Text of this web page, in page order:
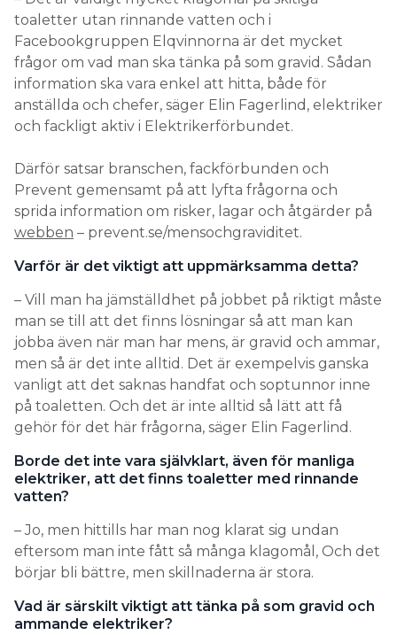
toaletter utan rinnande vatten och i
Facebookgruppen Elqvinnorna är det mycket
frågor om vad man ska tänka på som gravid. Sådan
information ska vara enkel att hitta, både för
anställda och chefer, säger Elin Fagerlind, elektriker
och fackligt aktiv i Elektrikerförbundet.
Därför satsar branschen, fackförbunden och
Prevent gemensamt på att lyfta frågorna och
sprida information om risker, lagar och åtgärder på
webben – prevent.se/mensochgraviditet.
Varför är det viktigt att uppmärksamma detta?
– Vill man ha jämställdhet på jobbet på riktigt måste
man se till att det finns lösningar så att man kan
jobba även när man har mens, är gravid och ammar,
men så är det inte alltid. Det är exempelvis ganska
vanligt att det saknas handfat och soptunnor inne
på toaletten. Och det är inte alltid så lätt att få
gehör för det här frågorna, säger Elin Fagerlind.
Borde det inte vara självklart, även för manliga
elektriker, att det finns toaletter med rinnande
vatten?
– Jo, men hittills har man nog klarat sig undan
eftersom man inte fått så många klagomål, Och det
börjar bli bättre, men skillnaderna är stora.
Vad är särskilt viktigt att tänka på som gravid och
ammande elektriker?